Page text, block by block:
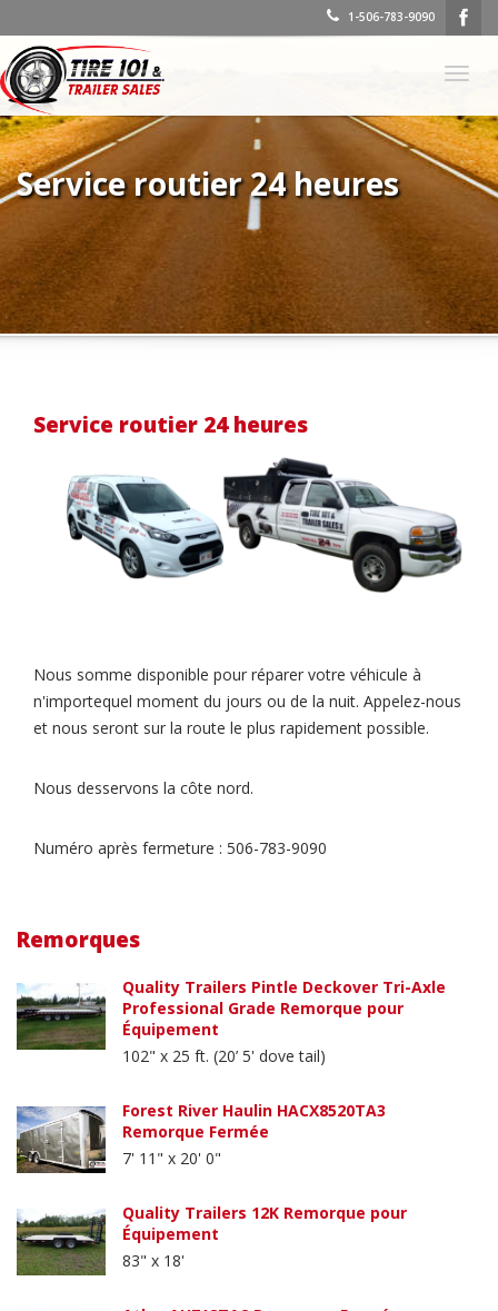
1-506-783-9090
Service routier 24 heures
Service routier 24 heures
Nous somme disponible pour réparer votre véhicule à
n'importequel moment du jours ou de la nuit. Appelez-nous
et nous seront sur la route le plus rapidement possible.
Nous desservons la côte nord.
Numéro après fermeture : 506-783-9090
Remorques
Quality Trailers Pintle Deckover Tri-Axle
Professional Grade Remorque pour
Équipement
102" x 25 ft. (20’ 5' dove tail)
Forest River Haulin HACX8520TA3
Remorque Fermée
7' 11" x 20' 0"
Quality Trailers 12K Remorque pour
Équipement
83" x 18'